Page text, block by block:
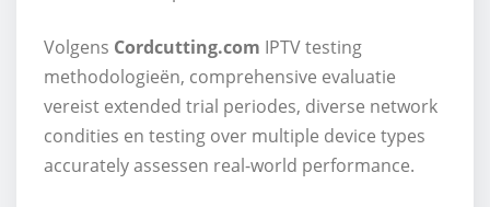
Volgens Cordcutting.com IPTV testing
methodologieën, comprehensive evaluatie
vereist extended trial periodes, diverse network
condities en testing over multiple device types
accurately assessen real-world performance.